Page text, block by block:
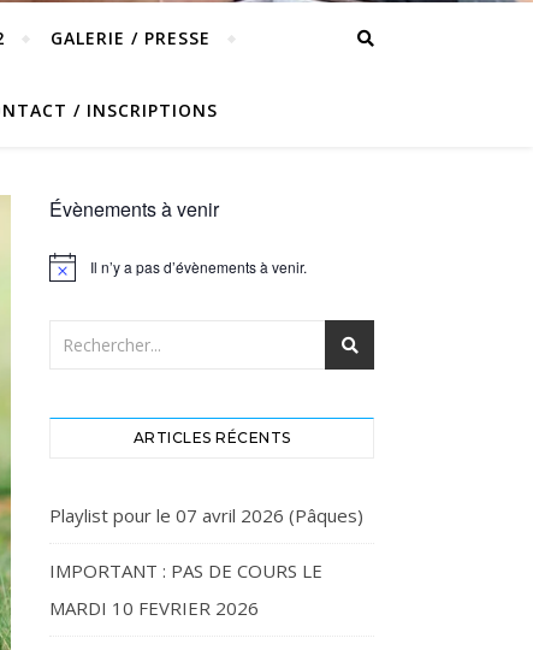
GALERIE / PRESSE
/ INSCRIPTIONS
Évènements à venir
Notice Il n’y a pas d’évènements à venir.
ARTICLES RÉCENTS
Playlist pour le 07 avril 2026 (Pâques)
IMPORTANT : PAS DE COURS LE
MARDI 10 FEVRIER 2026